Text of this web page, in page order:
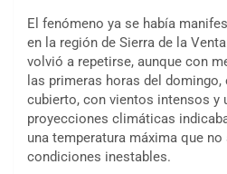
El fenómeno ya se había
en la región de Sierra de la
volvió a repetirse, aunque con
las primeras horas del
cubierto, con vientos intensos y
proyecciones climáticas
una temperatura máxima que no
condiciones inestables.